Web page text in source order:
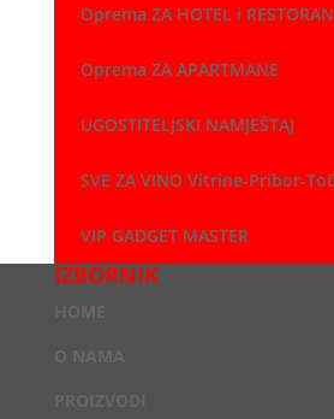
Oprema ZA HOTEL i RESTORAN
Oprema ZA APARTMANE
UGOSTITELJSKI NAMJEŠTAJ
SVE ZA VINO Vitrine-Pribor-
VIP GADGET MASTER
IZBORNIK